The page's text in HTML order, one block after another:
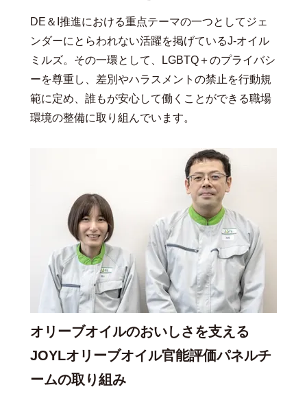
DE＆I推進における重点テーマの一つとしてジェ
ンダーにとらわれない活躍を掲げているJ-オイル
ミルズ。その一環として、LGBTQ＋のプライバシ
ーを尊重し、差別やハラスメントの禁止を行動規
範に定め、誰もが安心して働くことができる職場
環境の整備に取り組んでいます。
オリーブオイルのおいしさを支える
JOYLオリーブオイル官能評価パネルチ
ームの取り組み